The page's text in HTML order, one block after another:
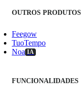
OUTROS PRODUTOS
Feegow
TuoTempo
Noa IA
FUNCIONALIDADES